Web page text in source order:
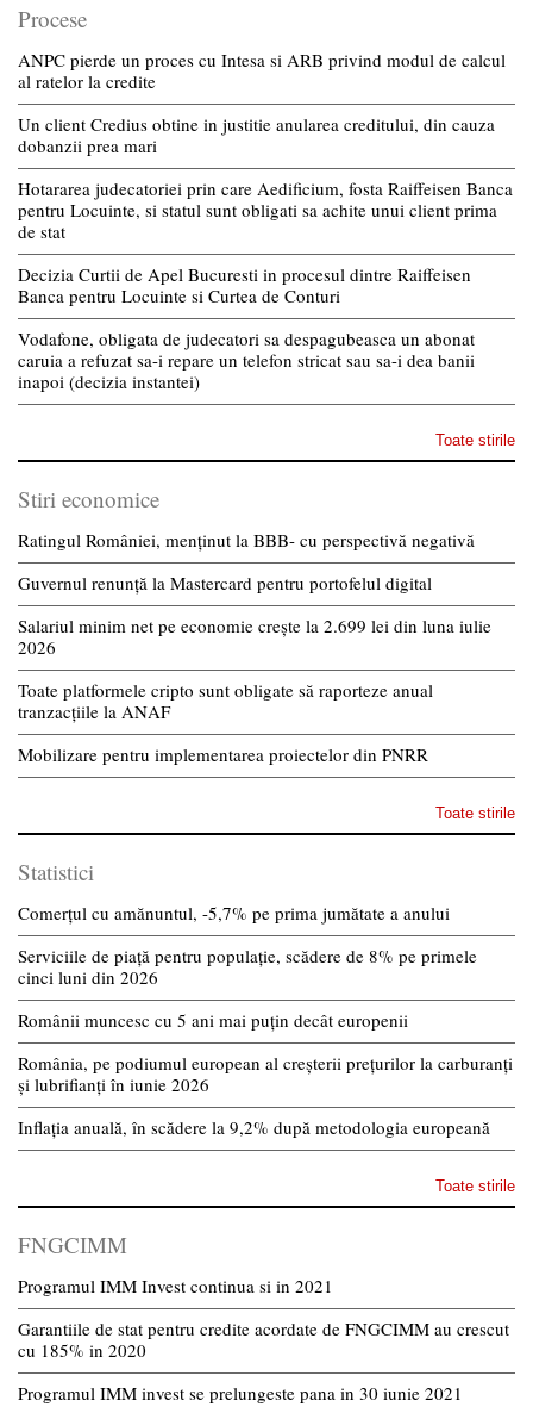
Procese
ANPC pierde un proces cu Intesa si ARB privind modul de calcul
al ratelor la credite
Un client Credius obtine in justitie anularea creditului, din cauza
dobanzii prea mari
Hotararea judecatoriei prin care Aedificium, fosta Raiffeisen Banca
pentru Locuinte, si statul sunt obligati sa achite unui client prima
de stat
Decizia Curtii de Apel Bucuresti in procesul dintre Raiffeisen
Banca pentru Locuinte si Curtea de Conturi
Vodafone, obligata de judecatori sa despagubeasca un abonat
caruia a refuzat sa-i repare un telefon stricat sau sa-i dea banii
inapoi (decizia instantei)
Toate stirile
Stiri economice
Ratingul României, menținut la BBB- cu perspectivă negativă
Guvernul renunță la Mastercard pentru portofelul digital
Salariul minim net pe economie crește la 2.699 lei din luna iulie
2026
Toate platformele cripto sunt obligate să raporteze anual
tranzacțiile la ANAF
Mobilizare pentru implementarea proiectelor din PNRR
Toate stirile
Statistici
Comerțul cu amănuntul, -5,7% pe prima jumătate a anului
Serviciile de piață pentru populație, scădere de 8% pe primele
cinci luni din 2026
Românii muncesc cu 5 ani mai puțin decât europenii
România, pe podiumul european al creșterii prețurilor la carburanți
și lubrifianți în iunie 2026
Inflația anuală, în scădere la 9,2% după metodologia europeană
Toate stirile
FNGCIMM
Programul IMM Invest continua si in 2021
Garantiile de stat pentru credite acordate de FNGCIMM au crescut
cu 185% in 2020
Programul IMM invest se prelungeste pana in 30 iunie 2021